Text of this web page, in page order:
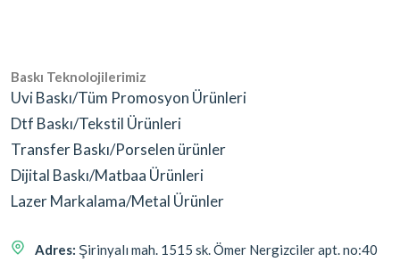
Baskı Teknolojilerimiz
Uvi Baskı/Tüm Promosyon Ürünleri
Dtf Baskı/Tekstil Ürünleri
Transfer Baskı/Porselen ürünler
Dijital Baskı/Matbaa Ürünleri
Lazer Markalama/Metal Ürünler
Adres: Şirinyalı mah. 1515 sk. Ömer Nergizciler apt. no:40